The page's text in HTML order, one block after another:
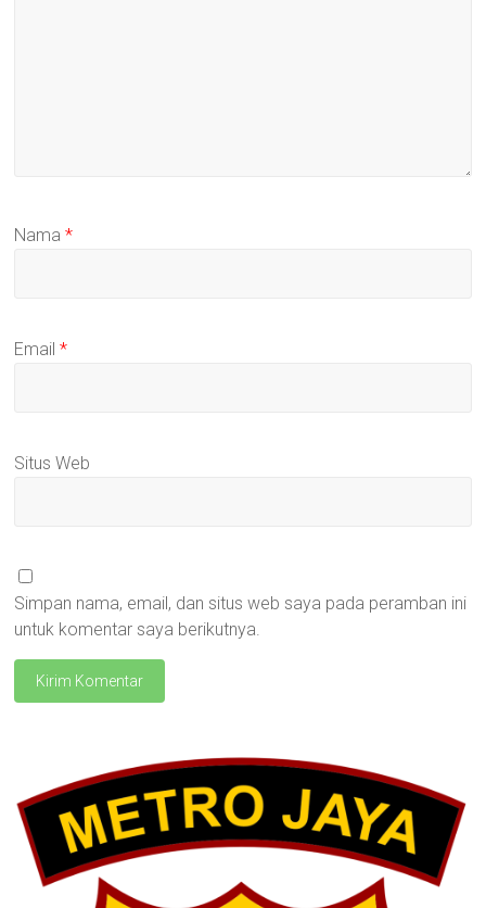
Nama*
Email*
Situs Web
Simpan nama, email, dan situs web saya pada peramban ini
untuk komentar saya berikutnya.